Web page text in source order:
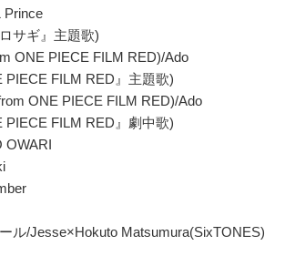
Prince
サギ』主題歌)
ONE PIECE FILM RED)/Ado
PIECE FILM RED』主題歌)
ONE PIECE FILM RED)/Ado
PIECE FILM RED』劇中歌)
OWARI
ル/Jesse×Hokuto Matsumura(SixTONES)